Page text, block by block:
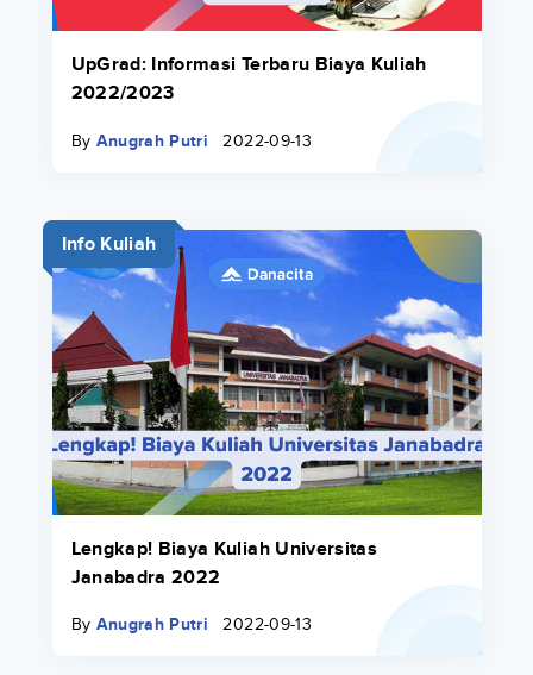
UpGrad: Informasi Terbaru Biaya Kuliah
2022/2023
By Anugrah Putri 2022-09-13
Info Kuliah
Lengkap! Biaya Kuliah Universitas
Janabadra 2022
By Anugrah Putri 2022-09-13